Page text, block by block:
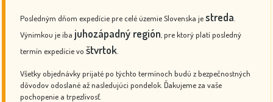
Posledným dňom expedície pre celé územie Slovenska jestreda
Výnimkou je iba juhozápadný región , pre ktorý platí posledný
termín expedície vo štvrtok
Všetky objednávky prijaté po týchto termínoch budú z bezpečnostných
dôvodov odoslané až nasledujúci pondelok. Ďakujeme za vaše
pochopenie a trpezlivosť.